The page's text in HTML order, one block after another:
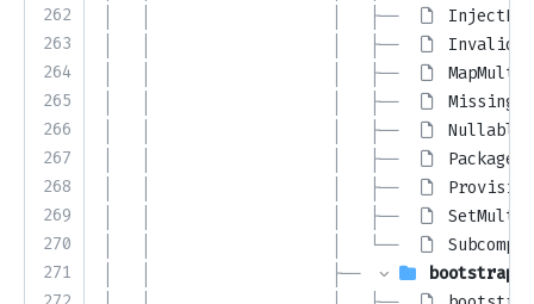
262
263
264
265
266
267
268
269
270
271
│   │                   │   ├──
│   │                   │   ├──
│   │                   │   ├──
│   │                   │   ├──
│   │                   │   ├──
│   │                   │   ├──
│   │                   │   ├──
│   │                   │   ├──
│   │                   │   └──
│   │                   ├──
bootstrap